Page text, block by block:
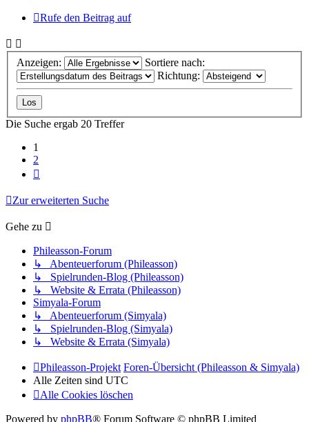
Rufe den Beitrag auf
Anzeigen:
Sortiere nach:
Richtung:
Die Suche ergab 20 Treffer
1
2
Zur erweiterten Suche
Gehe zu
Phileasson-Forum
↳ Abenteuerforum (Phileasson)
↳ Spielrunden-Blog (Phileasson)
↳ Website & Errata (Phileasson)
Simyala-Forum
↳ Abenteuerforum (Simyala)
↳ Spielrunden-Blog (Simyala)
↳ Website & Errata (Simyala)
Phileasson-Projekt Foren-Übersicht (Phileasson & Simyala)
Alle Zeiten sind UTC
Alle Cookies löschen
Powered by phpBB® Forum Software © phpBB Limited